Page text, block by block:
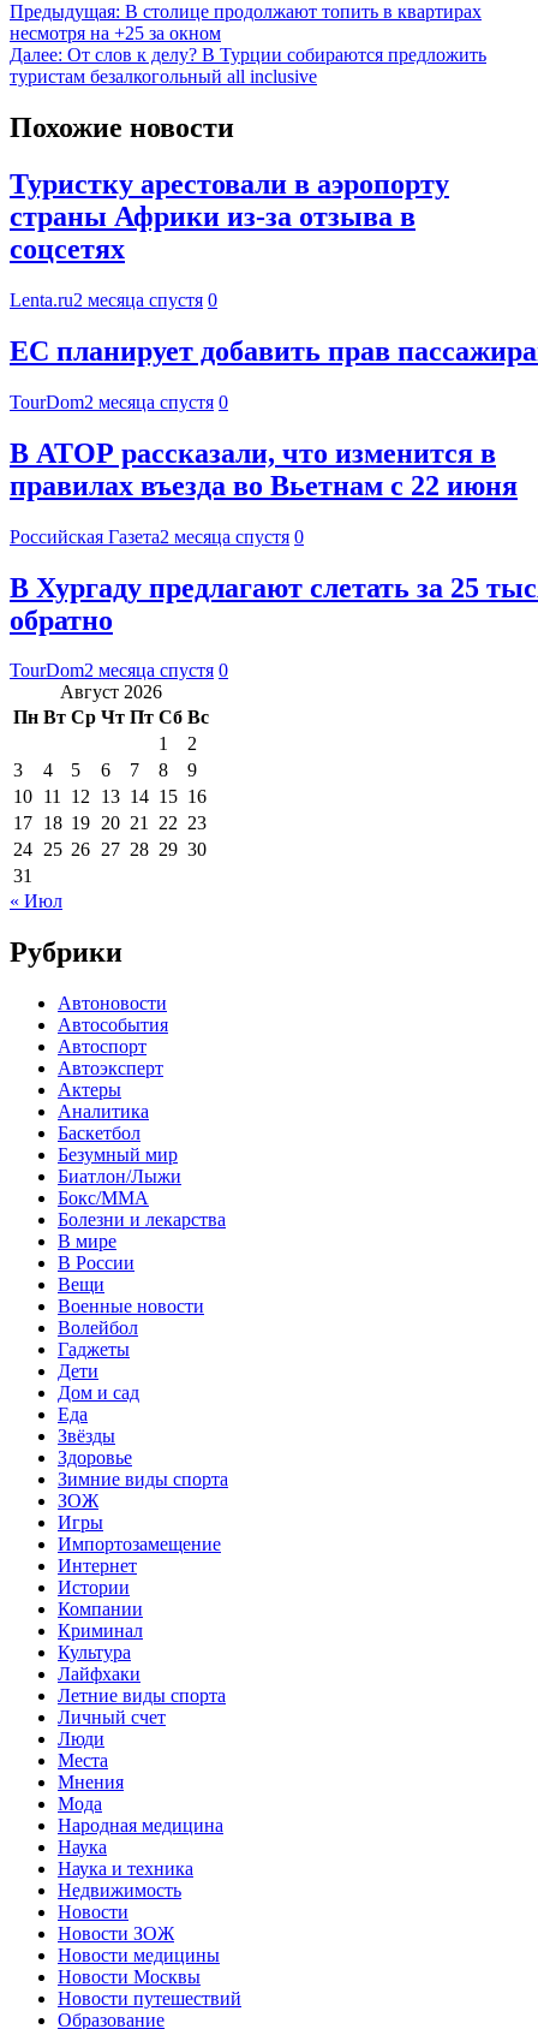
Предыдущая: В столице продолжают топить в квартирах
несмотря на +25 за окном
Далее: От слов к делу? В Турции собираются предложить
туристам безалкогольный all inclusive
Похожие новости
Туристку арестовали в аэропорту
страны Африки из-за отзыва в
соцсетях
Lenta.ru2 месяца спустя 0
ЕС планирует добавить прав
TourDom2 месяца спустя 0
В АТОР рассказали, что изменится в
правилах въезда во Вьетнам с 22 июня
Российская Газета2 месяца спустя 0
В Хургаду предлагают слетать за 25
обратно
TourDom2 месяца спустя 0
Август 2026
Пн Вт Ср Чт Пт Сб Вс
1
2
3
4 5 6 7 8
9
10 11 12 13 14 15 16
17 18 19 20 21 22 23
24 25 26 27 28 29 30
31
« Июл
Рубрики
Автоновости
Автособытия
Автоспорт
Автоэксперт
Актеры
Аналитика
Баскетбол
Безумный мир
Биатлон/Лыжи
Бокс/MMA
Болезни и лекарства
В мире
В России
Вещи
Военные новости
Волейбол
Гаджеты
Дети
Дом и сад
Еда
Звёзды
Здоровье
Зимние виды спорта
ЗОЖ
Игры
Импортозамещение
Интернет
Истории
Компании
Криминал
Культура
Лайфхаки
Летние виды спорта
Личный счет
Люди
Места
Мнения
Мода
Народная медицина
Наука
Наука и техника
Недвижимость
Новости
Новости ЗОЖ
Новости медицины
Новости Москвы
Новости путешествий
Образование